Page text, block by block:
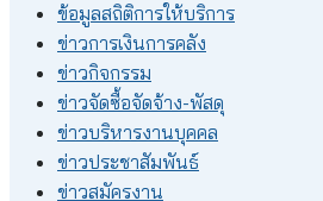
ข้อมูลสถิติการให้บริการ
ข่าวการเงินการคลัง
ข่าวกิจกรรม
ข่าวจัดซื้อจัดจ้าง-พัสดุ
ข่าวบริหารงานบุคคล
ข่าวประชาสัมพันธ์
ข่าวสมัครงาน